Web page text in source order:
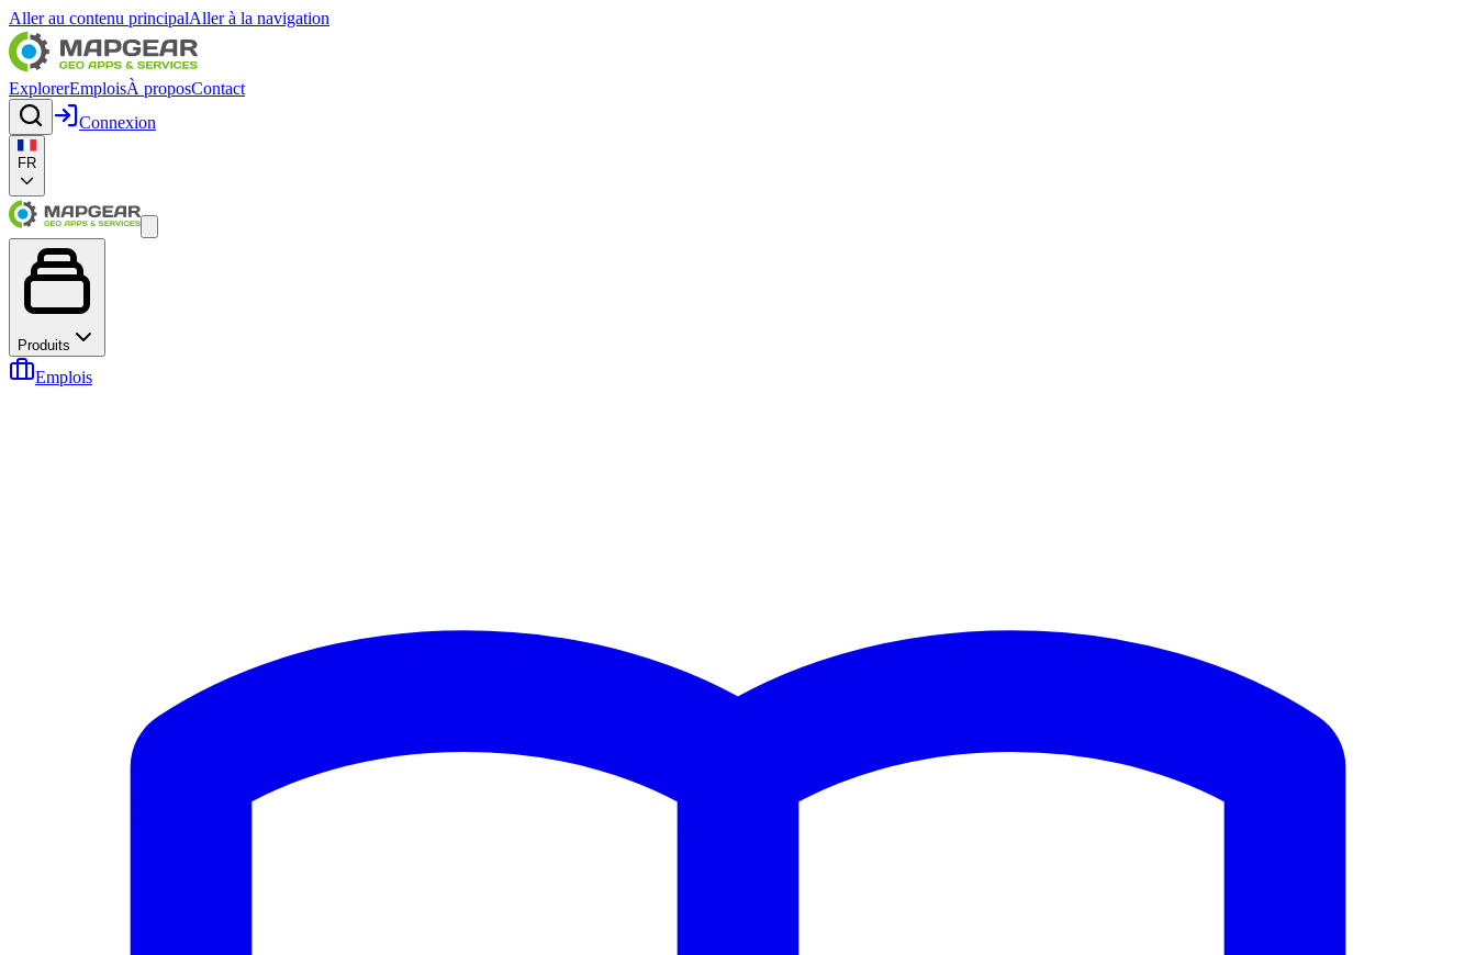
Aller au contenu principalAller à la navigation
ExplorerEmploisÀ proposContact
Connexion
FR
Produits
Emplois